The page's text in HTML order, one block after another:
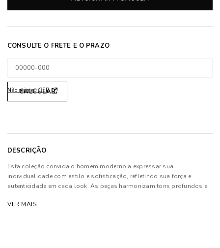
Não sei meu CEP
DESCRIÇÃO
Esta coleção convida o homem moderno a expressar sua
individualidade com estilo e sofisticação, refletindo sua força e
autenticidade em cada look. As peças harmonizam tons profundos e
estratégicas que garantem conforto e elegância.
VER MAIS